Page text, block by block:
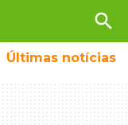
search
Últimas notícias